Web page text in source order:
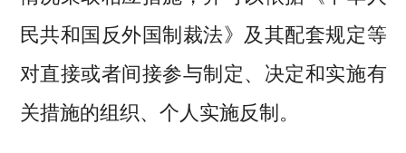
民共和国反外国制裁法》及其配套规定等
对直接或者间接参与制定、决定和实施有
关措施的组织、个人实施反制。